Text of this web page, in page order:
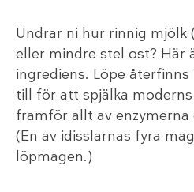
Undrar ni hur rinnig mjölk
eller mindre stel ost? Här
ingrediens. Löpe
till för att spjälka
framför allt av enzymerna
(En av idisslarnas fyra
löpmagen.)